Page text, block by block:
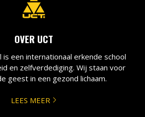
OVER UCT
is een internationaal erkende school
en zelfverdediging. Wij staan voor
geest in een gezond lichaam.
LEES MEER